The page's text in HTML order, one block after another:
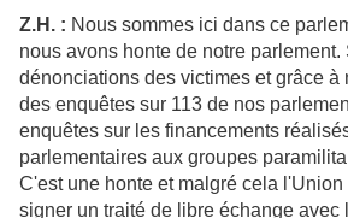
Z.H. : Nous sommes ici dans ce
nous avons honte de notre parlement.
dénonciations des victimes et grâce à
des enquêtes sur 113 de nos
enquêtes sur les financements
parlementaires aux groupes
C'est une honte et malgré cela
signer un traité de libre échange avec